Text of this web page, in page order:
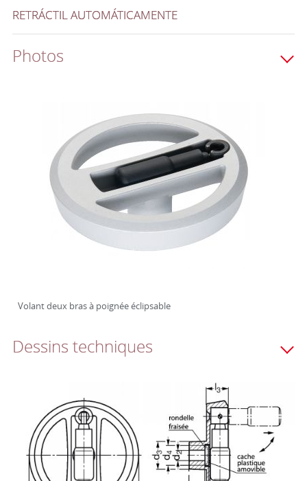
RETRÁCTIL AUTOMÁTICAMENTE
Photos
Volant deux bras à poignée éclipsable
Dessins techniques